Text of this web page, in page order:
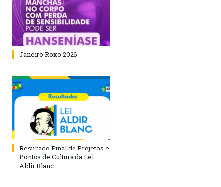
Janeiro Roxo 2026
Resultado Final de Projetos e
Pontos de Cultura da Lei
Aldir Blanc